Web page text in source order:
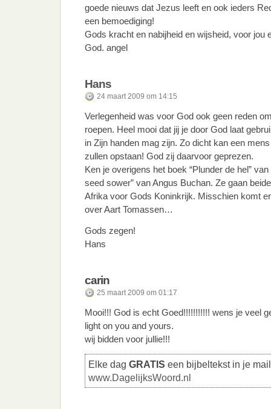
goede nieuws dat Jezus leeft en ook ieders
een bemoediging!
Gods kracht en nabijheid en wijsheid, voor jou
God. angel
Hans
24 maart 2009 om 14:15
Verlegenheid was voor God ook geen reden
roepen. Heel mooi dat jij je door God laat
in Zijn handen mag zijn. Zo dicht kan een
zullen opstaan! God zij daarvoor geprezen.
Ken je overigens het boek “Plunder de hel”
seed sower” van Angus Buchan. Ze gaan
Afrika voor Gods Koninkrijk. Misschien komt
over Aart Tomassen…
Gods zegen!
Hans
carin
25 maart 2009 om 01:17
Mooi!!! God is echt Goed!!!!!!!!!!! wens je veel
light on you and yours.
wij bidden voor jullie!!!
Elke dag GRATIS een bijbeltekst in je
www.DagelijksWoord.nl